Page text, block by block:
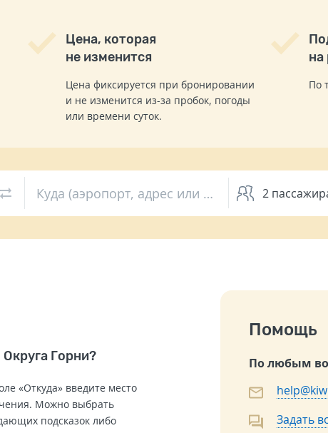
Цена, которая
не изменится
Цена фиксируется при бронировании
и не изменится из-за пробок, погоды
или времени суток.
на
По
Куда (аэропорт, адрес или вокзал) 2
Горни?
«Откуда» введите место
Можно выбрать
подсказок либо
Помощь
По любым
Задать